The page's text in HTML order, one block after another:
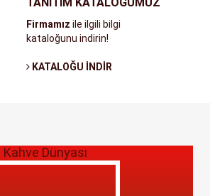
Firmamız ile ilgili bilgi
kataloğunu indirin!
KATALOĞU İNDİR